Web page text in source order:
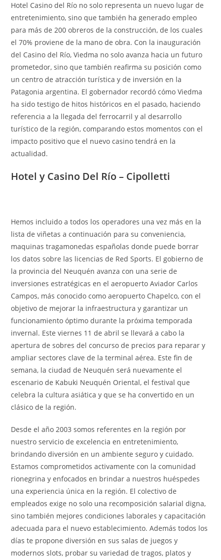
Hotel Casino del Río no solo representa un nuevo lugar de
entretenimiento, sino que también ha generado empleo
para más de 200 obreros de la construcción, de los cuales
el 70% proviene de la mano de obra. Con la inauguración
del Casino del Río, Viedma no solo avanza hacia un futuro
prometedor, sino que también reafirma su posición como
un centro de atracción turística y de inversión en la
Patagonia argentina. El gobernador recordó cómo Viedma
ha sido testigo de hitos históricos en el pasado, haciendo
referencia a la llegada del ferrocarril y al desarrollo
turístico de la región, comparando estos momentos con el
impacto positivo que el nuevo casino tendrá en la
actualidad.
Hotel y Casino Del Río – Cipolletti
Hemos incluido a todos los operadores una vez más en la
lista de viñetas a continuación para su conveniencia,
maquinas tragamonedas españolas donde puede borrar
los datos sobre las licencias de Red Sports. El gobierno de
la provincia del Neuquén avanza con una serie de
inversiones estratégicas en el aeropuerto Aviador Carlos
Campos, más conocido como aeropuerto Chapelco, con el
objetivo de mejorar la infraestructura y garantizar un
funcionamiento óptimo durante la próxima temporada
invernal. Este viernes 11 de abril se llevará a cabo la
apertura de sobres del concurso de precios para reparar y
ampliar sectores clave de la terminal aérea. Este fin de
semana, la ciudad de Neuquén será nuevamente el
escenario de Kabuki Neuquén Oriental, el festival que
celebra la cultura asiática y que se ha convertido en un
clásico de la región.
Desde el año 2003 somos referentes en la región por
nuestro servicio de excelencia en entretenimiento,
brindando diversión en un ambiente seguro y cuidado.
Estamos comprometidos activamente con la comunidad
rionegrina y enfocados en brindar a nuestros huéspedes
una experiencia única en la región. El colectivo de
empleados exige no solo una recomposición salarial digna,
sino también mejores condiciones laborales y capacitación
adecuada para el nuevo establecimiento. Además todos los
días te propone diversión en sus salas de juegos y
modernos slots, probar su variedad de tragos, platos y